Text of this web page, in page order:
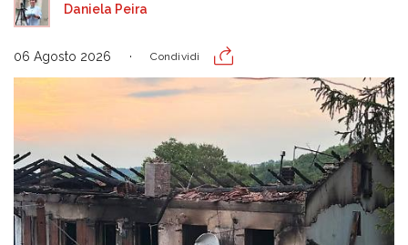
Daniela Peira
06 Agosto 2026 Condividi